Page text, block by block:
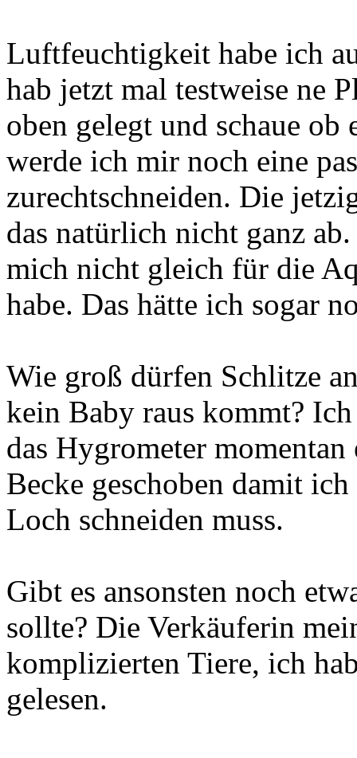
Luftfeuchtigkeit habe ich
hab jetzt mal testweise ne
oben gelegt und schaue ob
werde ich mir noch eine
zurechtschneiden. Die
das natürlich nicht ganz
mich nicht gleich für die
habe. Das hätte ich sogar
Wie groß dürfen Schlitze
kein Baby raus kommt?
das Hygrometer
Becke geschoben damit
Loch schneiden muss.
Gibt es ansonsten noch
sollte? Die Verkäuferin
komplizierten Tiere, ich
gelesen.